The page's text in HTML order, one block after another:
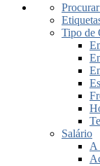
Tipo de
Salário
A